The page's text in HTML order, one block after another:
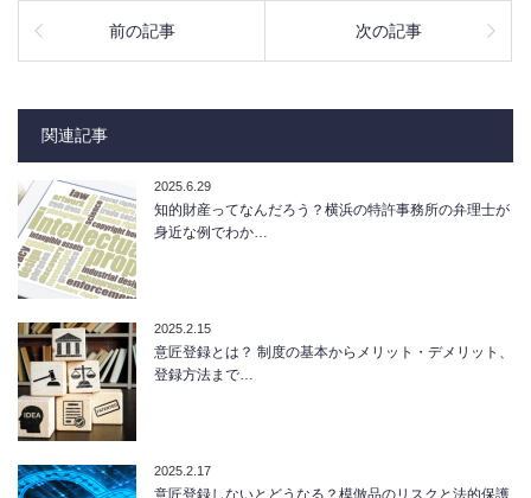
前の記事 次の記事
関連記事
2025.6.29
知的財産ってなんだろう？横浜の特許事務所の弁理士が
身近な例でわか…
2025.2.15
意匠登録とは？ 制度の基本からメリット・デメリット、
登録方法まで…
2025.2.17
意匠登録しないとどうなる？模倣品のリスクと法的保護